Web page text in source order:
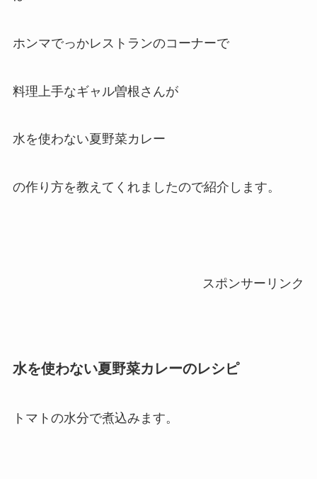
ホンマでっかレストランのコーナーで
料理上手なギャル曽根さんが
水を使わない夏野菜カレー
の作り方を教えてくれましたので紹介します。
スポンサーリンク
水を使わない夏野菜カレーのレシピ
トマトの水分で煮込みます。